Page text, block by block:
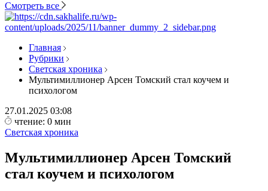
Смотреть все
Главная
Рубрики
Светская хроника
Мультимиллионер Арсен Томский стал коучем и
психологом
27.01.2025 03:08
чтение: 0 мин
Светская хроника
Мультимиллионер Арсен Томский
стал коучем и психологом